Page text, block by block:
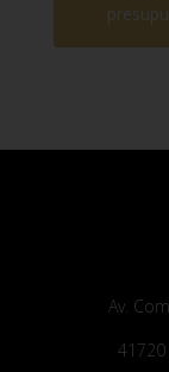
Av.
41720